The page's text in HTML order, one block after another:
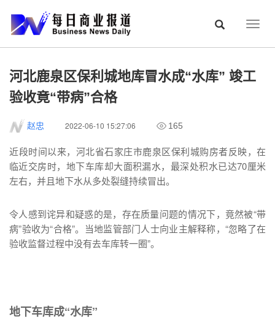
河北鹿泉区保利城地库冒水成“水库” 竣工
验收竟“带病”合格
赵忠 2022-06-10 15:27:06 165
近段时间以来，河北省石家庄市鹿泉区保利城购房者反映，在
临近交房时，地下车库却大面积漏水，最深处积水已达70厘米
左右，并且地下水从多处裂缝持续冒出。
令人感到诧异和疑惑的是，存在质量问题的情况下，竟然被“带
病”验收为“合格”。当地监管部门人士向业主解释称，“忽略了在
验收监督过程中没有去车库转一圈”。
地下车库成“水库”